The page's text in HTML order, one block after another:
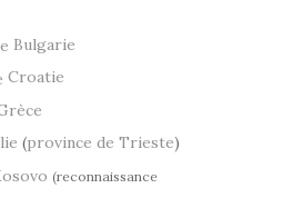
Bulgarie
Croatie
(province de Trieste)
(reconnaissance